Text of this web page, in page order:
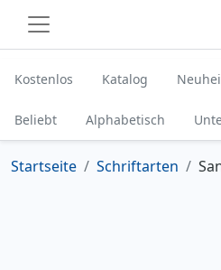
Kostenlos Katalog
Beliebt Alphabetisch
Startseite Schriftarten